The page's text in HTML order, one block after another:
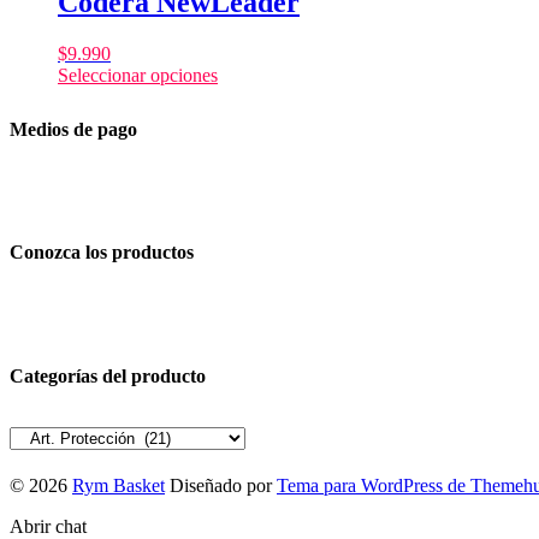
$9.990
Seleccionar opciones
Medios de pago
Conozca los productos
Categorías del producto
© 2026 Rym Basket Diseñado por Tema para WordPress de
Abrir chat